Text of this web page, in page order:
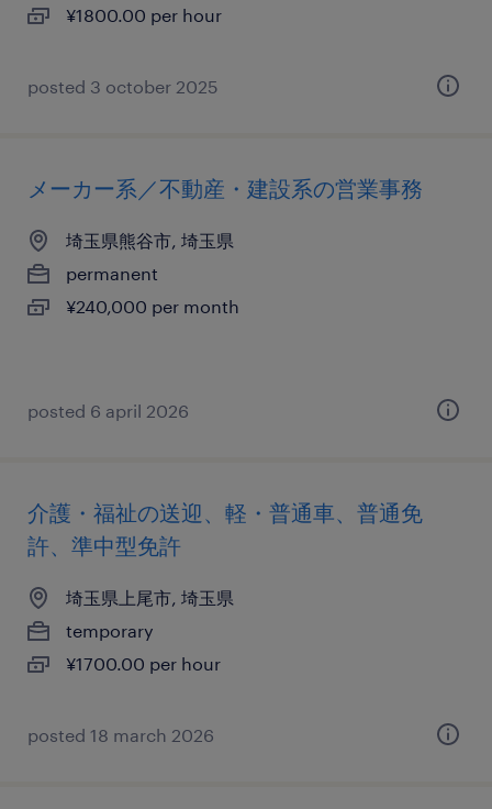
¥1800.00 per hour
posted 3 october 2025
メーカー系／不動産・建設系の営業事務
埼玉県熊谷市, 埼玉県
permanent
¥240,000 per month
posted 6 april 2026
介護・福祉の送迎、軽・普通車、普通免
許、準中型免許
埼玉県上尾市, 埼玉県
temporary
¥1700.00 per hour
posted 18 march 2026